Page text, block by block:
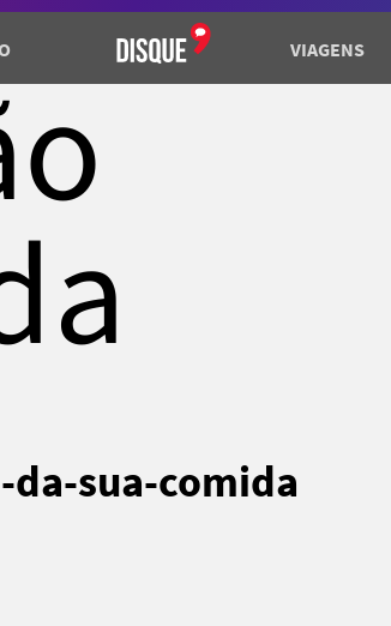
VIAGENS
sua-comida